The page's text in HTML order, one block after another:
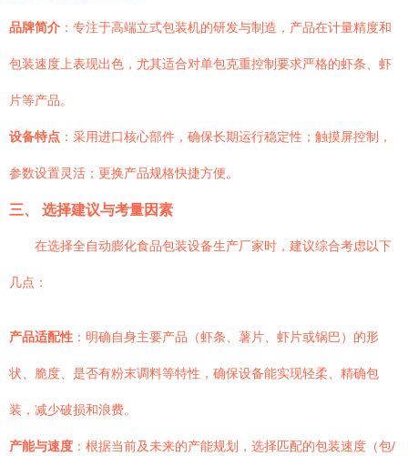
品牌简介 ：专注于高端立式包装机的研发与制造，产品在计量精度和
包装速度上表现出色，尤其适合对单包克重控制要求严格的虾条、虾
片等产品。
设备特点 ：采用进口核心部件，确保长期运行稳定性；触摸屏控制，
参数设置灵活；更换产品规格快捷方便。
三、 选择建议与考量因素
在选择全自动膨化食品包装设备生产厂家时，建议综合考虑以下
几点：
产品适配性 ：明确自身主要产品（虾条、薯片、虾片或锅巴）的形
状、脆度、是否有粉末调料等特性，确保设备能实现轻柔、精确包
装，减少破损和浪费。
产能与速度 ：根据当前及未来的产能规划，选择匹配的包装速度（包/